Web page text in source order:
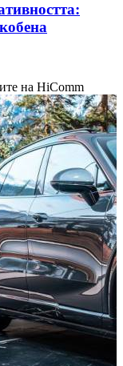
на HiComm